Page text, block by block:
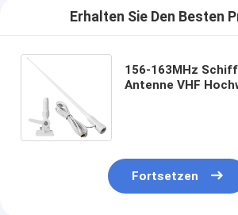
Erhalten Sie Den Besten
156-163MHz
Antenne VHF
Fortsetzen